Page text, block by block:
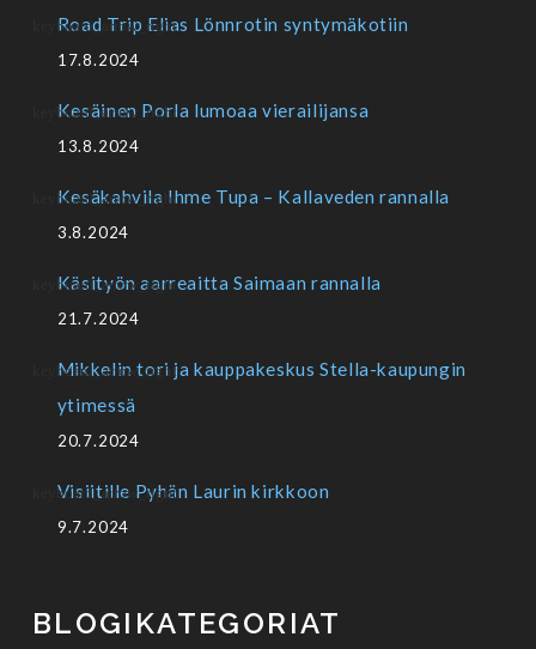
Road Trip Elias Lönnrotin syntymäkotiin
17.8.2024
Kesäinen Porla lumoaa vierailijansa
13.8.2024
Kesäkahvila Ihme Tupa – Kallaveden rannalla
3.8.2024
Käsityön aarreaitta Saimaan rannalla
21.7.2024
Mikkelin tori ja kauppakeskus Stella-kaupungin
ytimessä
20.7.2024
Visiitille Pyhän Laurin kirkkoon
9.7.2024
BLOGIKATEGORIAT